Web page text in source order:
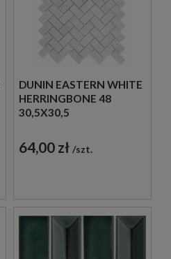
DUNIN EASTERN WHITE
HERRINGBONE 48
30,5X30,5
64,00 zł szt.